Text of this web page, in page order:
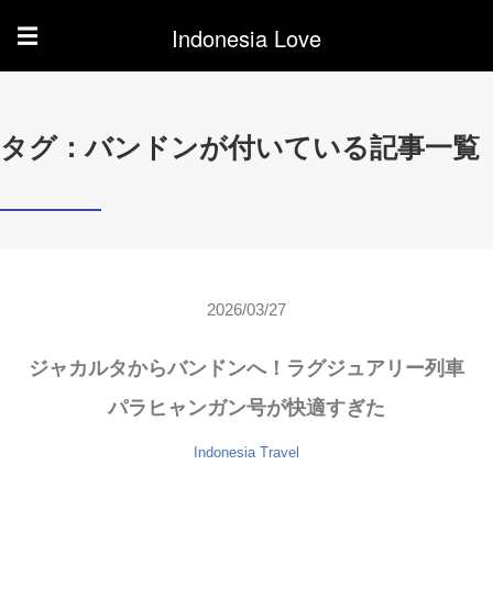
☰ Indonesia Love
タグ：バンドンが付いている記事一覧
2026/03/27
ジャカルタからバンドンへ！ラグジュアリー列車
パラヒャンガン号が快適すぎた
Indonesia Travel